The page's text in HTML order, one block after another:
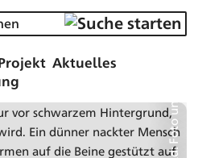
Aktuelles